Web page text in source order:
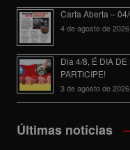
Carta Aberta –
4 de agosto de 2026
Dia 4/8, É DIA
PARTICIPE!
3 de agosto de 2026
Últimas notícias